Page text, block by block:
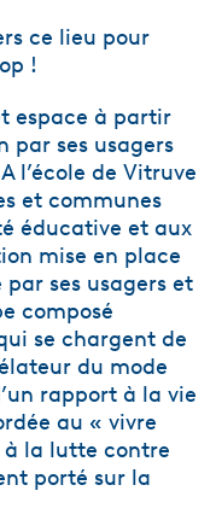
ce lieu pour
!
espace à partir
par ses usagers
l’école de Vitruve
et communes
éducative et aux
mise en place
ses usagers et
composé
se chargent de
du mode
rapport à la vie
au « vivre
la lutte contre
porté sur la